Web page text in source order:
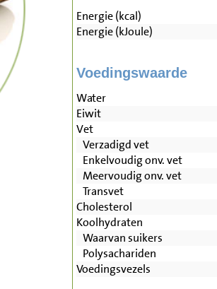
Energie (kcal)
Energie (kJoule)
Voedingswaarde
Water
Eiwit
Vet
Verzadigd vet
Enkelvoudig onv. vet
Meervoudig onv. vet
Transvet
Cholesterol
Koolhydraten
Waarvan suikers
Polysachariden
Voedingsvezels